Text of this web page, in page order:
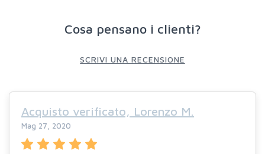
Cosa pensano i clienti?
SCRIVI UNA RECENSIONE
Acquisto verificato, Lorenzo M.
Mag 27, 2020